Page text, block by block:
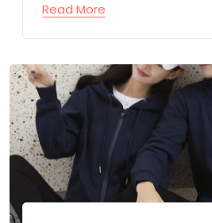
Read More